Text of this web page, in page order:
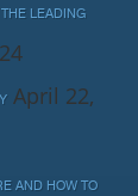
LEADING
April 22,
AND HOW TO